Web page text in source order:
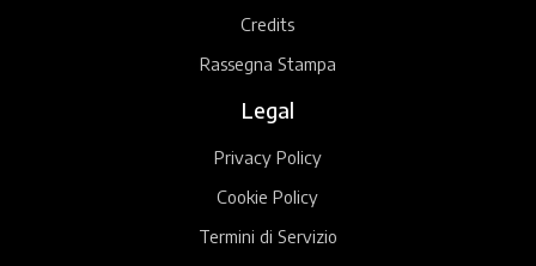
Credits
Rassegna Stampa
Legal
Privacy Policy
Cookie Policy
Termini di Servizio